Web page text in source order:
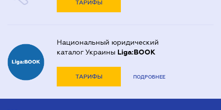
ТАРИФЫ
Национальный юридический
каталог Украины Liga:BOOK
ТАРИФЫ ПОДРОБНЕЕ